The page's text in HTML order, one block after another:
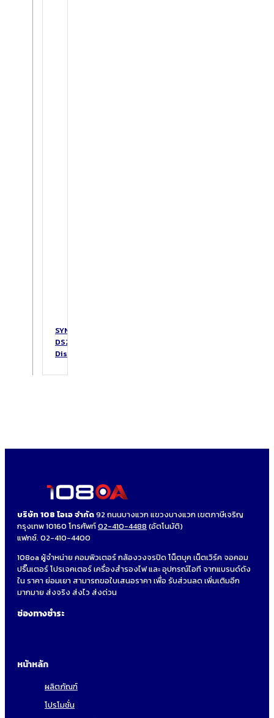
SYNOLOGY
DS223
DiskStation
บริษัท 108 โอเอ จำกัด92 ถนนบางแวก แขวงบางแวก เขตภาษีเจริญ
กรุงเทพ 10160 โทรศัพท์02-410-4488 (อัตโนมัติ)
แฟกซ์. 02-410-4400
108oa ผู้จำหน่าย คอมพิวเตอร์ กล้องวงจรปิด โน็ตบุค เน็ตเวิร์ค จอคอม
ปริ๊นเตอร์ โปรเจคเตอร์ เครื่องสำรองไฟ และ อุปกรณ์ไอที จากแบรนด์ดัง
ใน ราคา ย่อมเยา สามารถขอใบเสนอราคา เพื่อ รับส่วนลด เพิ่มเติมอีก
มากมาย ส่งจริง ส่งไว ส่งด่วน
ช่องทางชำระ
หน้าหลัก
ผลิตภัณฑ์
โปรโมชั่น